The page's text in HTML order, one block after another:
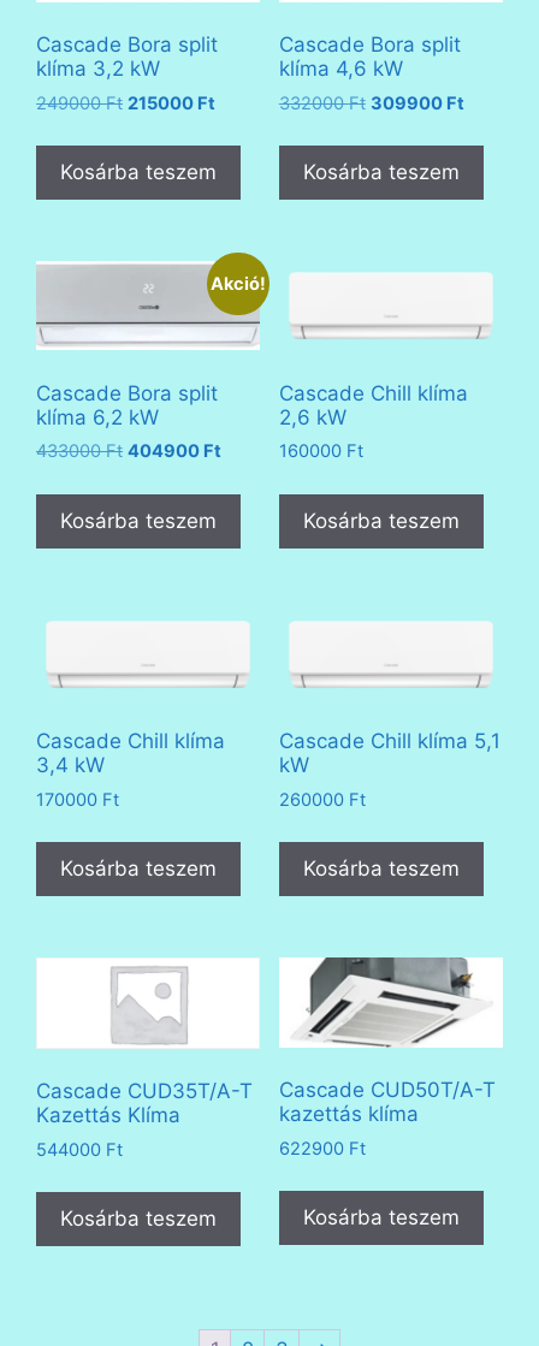
Cascade Bora split
klíma 3,2 kW
249000Ft Original
was:
249000 Ft.
215000 Ft
is:
215000 Ft.
Kosárba teszem
Cascade Bora split
klíma 4,6 kW
332000Ft Original
was:
332000 Ft.
309900 FtCurrent
is:
Kosárba teszem
Akció!
Cascade Bora split
klíma 6,2 kW
433000Ft Original
was:
433000 Ft.
404900 Ft Current
is:
404900 Ft.
Kosárba teszem
Cascade Chill klíma
2,6 kW
160000 Ft
Kosárba teszem
Cascade Chill klíma
3,4 kW
170000 Ft
Kosárba teszem
Cascade Chill klíma 5,1
kW
260000 Ft
Kosárba teszem
Cascade CUD35T/A-T
Kazettás Klíma
544000 Ft
Kosárba teszem
Cascade CUD50T/A-T
kazettás klíma
622900 Ft
Kosárba teszem